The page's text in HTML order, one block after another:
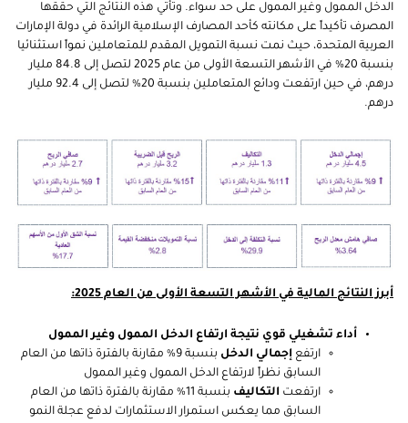
الدخل الممول وغير الممول على حد سواء. وتأتي هذه النتائج التي حققها
المصرف تأكيداً على مكانته كأحد المصارف الإسلامية الرائدة في دولة الإمارات
العربية المتحدة، حيث نمت نسبة التمويل المقدم للمتعاملين نمواً استثنائيا
بنسبة 20% في الأشهر التسعة الأولى من عام 2025 لتصل إلى
84.8 مليار
درهم، في حين ارتفعت ودائع المتعاملين بنسبة 20 %
لتصل إلى 92.4 مليار
درهم.
أبرز النتائج المالية في الأشهر التسعة الأولى من العام 2025:
أداء تشغيلي قوي نتيجة ارتفاع الدخل الممول وغير الممول
ارتفع إجمالي الدخل
بنسبة 9% مقارنة بالفترة ذاتها من العام
السابق نظراً لارتفاع الدخل الممول وغير الممول
ارتفعت التكاليف
بنسبة 11% مقارنة بالفترة ذاتها من العام
السابق مما يعكس استمرار الاستثمارات لدفع عجلة النمو